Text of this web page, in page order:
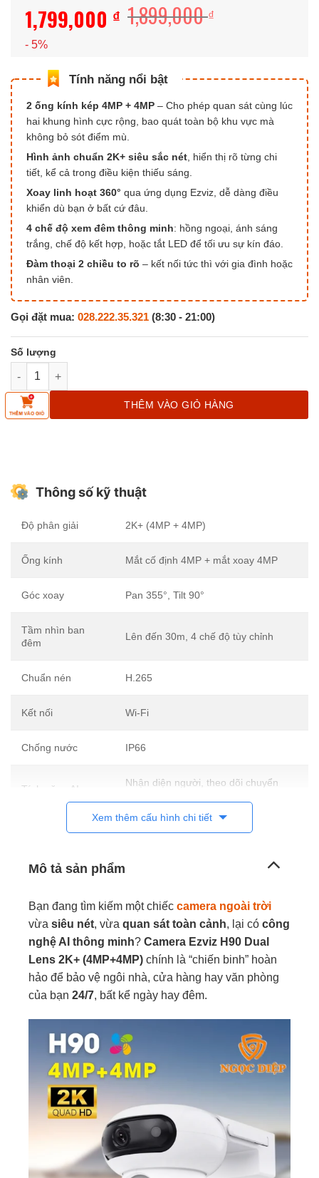
1,899,000₫
1,799,000 ₫
1,799,000 ₫.
- 5%
2 ống kính kép 4MP + 4MP – Cho phép quan sát cùng lúc
hai khung hình cực rộng, bao quát toàn bộ khu vực mà
không bỏ sót điểm mù.
Hình ảnh chuẩn 2K+ siêu sắc nét , hiển thị rõ từng chi
tiết, kể cả trong điều kiện thiếu sáng.
Xoay linh hoạt 360° qua ứng dụng Ezviz, dễ dàng điều
khiển dù bạn ở bất cứ đâu.
4 chế độ xem đêm thông minh: hồng ngoại, ánh sáng
trắng, chế độ kết hợp, hoặc tắt LED để tối ưu sự kín đáo.
Đàm thoại 2 chiều to rõ – kết nối tức thì với gia đình hoặc
nhân viên.
Gọi đặt mua: 028.222.35.321 (8:30 - 21:00)
Camera Ezviz H90 Dual Lens 2K+ – Sức Mạnh Gấp Đôi số lượng
THÊM VÀO GIỎ HÀNG
Thông số kỹ thuật
Độ phân giải 2K+ (4MP + 4MP)
Ống kính Mắt cố định 4MP + mắt xoay 4MP
Góc xoay Pan 355°, Tilt 90°
Tầm nhìn ban
đêm
Lên đến 30m, 4 chế độ tùy chỉnh
Chuẩn nén H.265
Kết nối Wi-Fi
Chống nước IP66
Tính năng AI
Nhận diện người, theo dõi chuyển
2 năm
Xem thêm cấu hình chi tiết
Mô tả sản phẩm
Bạn đang tìm kiếm một chiếc camera ngoài trời
vừa siêu nét, vừa quan sát toàn cảnh, lại có công
nghệ AI thông minh? Camera Ezviz H90 Dual
Lens 2K+ (4MP+4MP) chính là “chiến binh” hoàn
hảo để bảo vệ ngôi nhà, cửa hàng hay văn phòng
của bạn 24/7, bất kể ngày hay đêm.